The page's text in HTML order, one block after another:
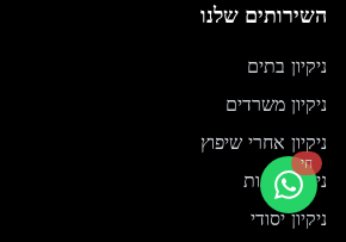
השירותים שלנו
ניקיון בתים
ניקיון משרדים
ניקיון אחרי שיפוץ
ניקוי חלונות
ניקיון יסודי
חי